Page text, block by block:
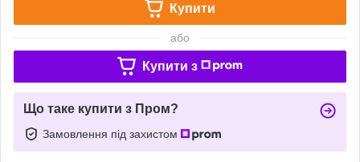
Купити
або
Купити з
Що таке купити з Пром?
Замовлення під захистом